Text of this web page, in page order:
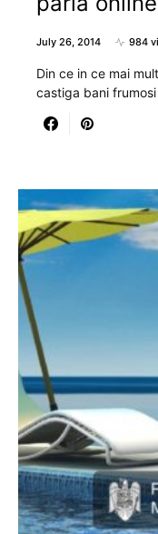
July 26, 2014 984
Din ce in ce mai
castiga bani